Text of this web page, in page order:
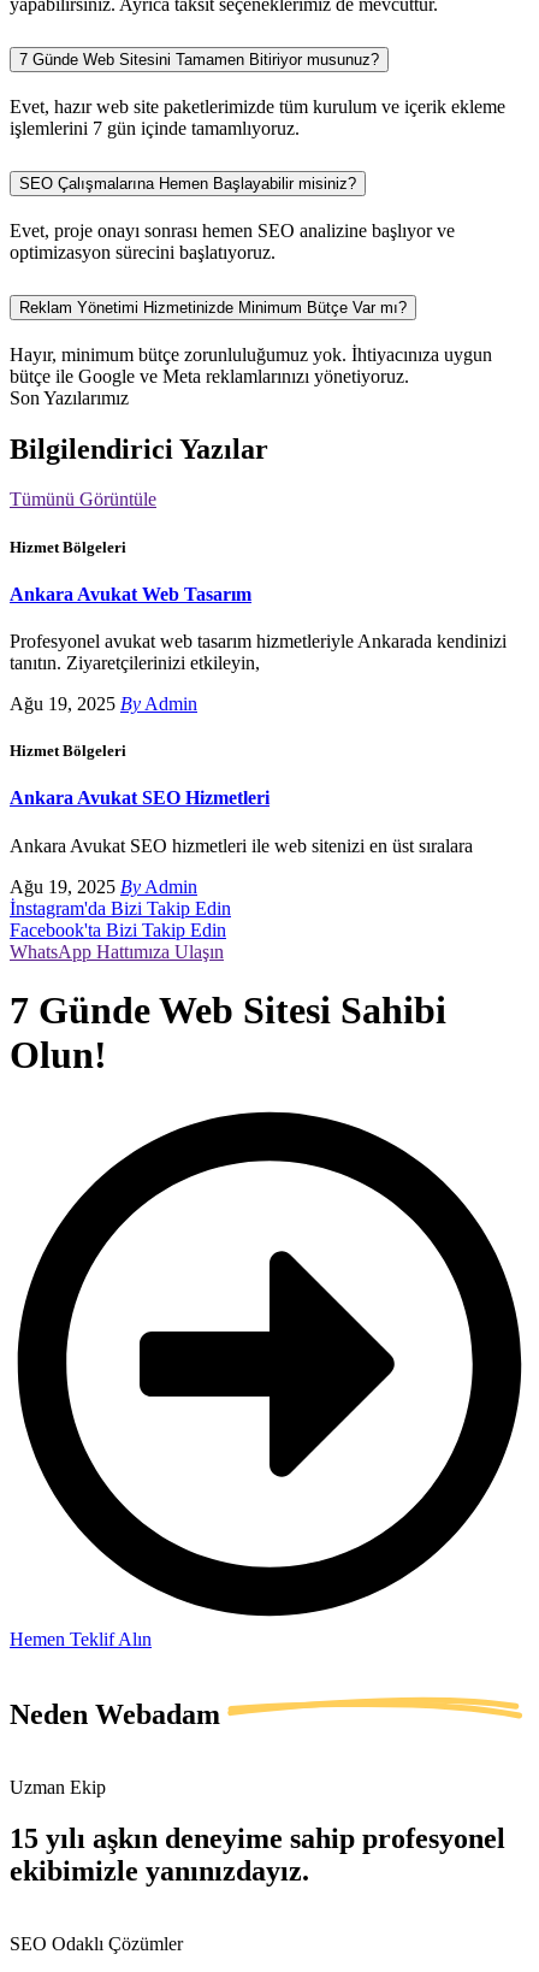
yapabilirsiniz. Ayrıca taksit seçeneklerimiz de mevcuttur.
7 Günde Web Sitesini Tamamen Bitiriyor musunuz?
Evet, hazır web site paketlerimizde tüm kurulum ve içerik ekleme
işlemlerini 7 gün içinde tamamlıyoruz.
SEO Çalışmalarına Hemen Başlayabilir misiniz?
Evet, proje onayı sonrası hemen SEO analizine başlıyor ve
optimizasyon sürecini başlatıyoruz.
Reklam Yönetimi Hizmetinizde Minimum Bütçe Var mı?
Hayır, minimum bütçe zorunluluğumuz yok. İhtiyacınıza uygun
bütçe ile Google ve Meta reklamlarınızı yönetiyoruz.
Son Yazılarımız
Bilgilendirici Yazılar
Tümünü Görüntüle
Hizmet Bölgeleri
Ankara Avukat Web Tasarım
Profesyonel avukat web tasarım hizmetleriyle Ankarada kendinizi
tanıtın. Ziyaretçilerinizi etkileyin,
Ağu 19, 2025 By Admin
Hizmet Bölgeleri
Ankara Avukat SEO Hizmetleri
Ankara Avukat SEO hizmetleri ile web sitenizi en üst sıralara
Ağu 19, 2025 By Admin
İnstagram'da Bizi Takip Edin
Facebook'ta Bizi Takip Edin
WhatsApp Hattımıza Ulaşın
7 Günde Web Sitesi Sahibi
Olun!
Hemen Teklif Alın
Neden Webadam
Uzman Ekip
15 yılı aşkın deneyime sahip profesyonel
ekibimizle yanınızdayız.
SEO Odaklı Çözümler